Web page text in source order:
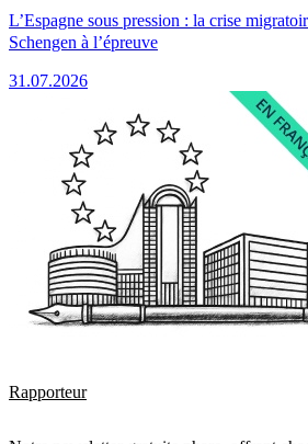
L’Espagne sous pression : la crise
Schengen à l’épreuve
31.07.2026
Rapporteur